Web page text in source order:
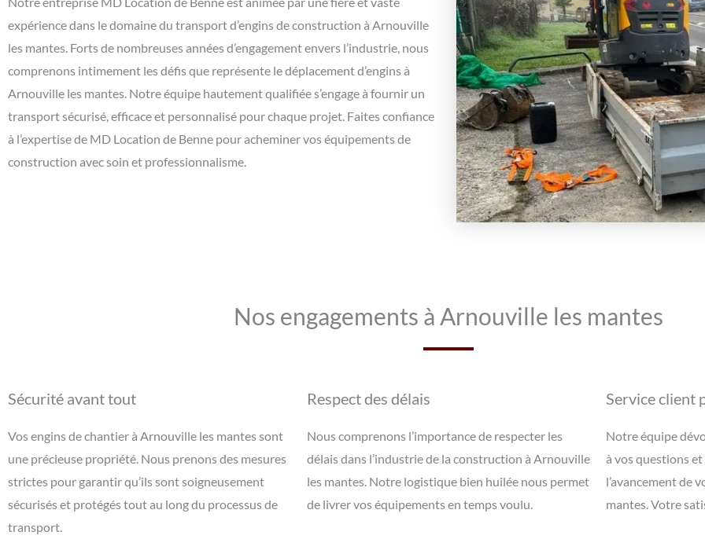
expérience dans le domaine du transport d’engins de construction à Arnouville
les mantes. Forts de nombreuses années d’engagement envers l’industrie, nous
comprenons intimement les défis que représente le déplacement d’engins à
Arnouville les mantes. Notre équipe hautement qualifiée s’engage à fournir un
transport sécurisé, efficace et personnalisé pour chaque projet. Faites confiance
à l’expertise de MD Location de Benne pour acheminer vos équipements de
construction avec soin et professionnalisme.
Nos engagements à Arnouville les mantes
Sécurité avant tout
Vos engins de chantier à Arnouville les mantes sont
une précieuse propriété. Nous prenons des mesures
strictes pour garantir qu’ils sont soigneusement
sécurisés et protégés tout au long du processus de
transport.
Respect des délais
Nous comprenons l’importance de respecter les
délais dans l’industrie de la construction à Arnouville
les mantes. Notre logistique bien huilée nous permet
de livrer vos équipements en temps voulu.
Service client
Notre équipe
à vos questions
l’avancement de
mantes. Votre